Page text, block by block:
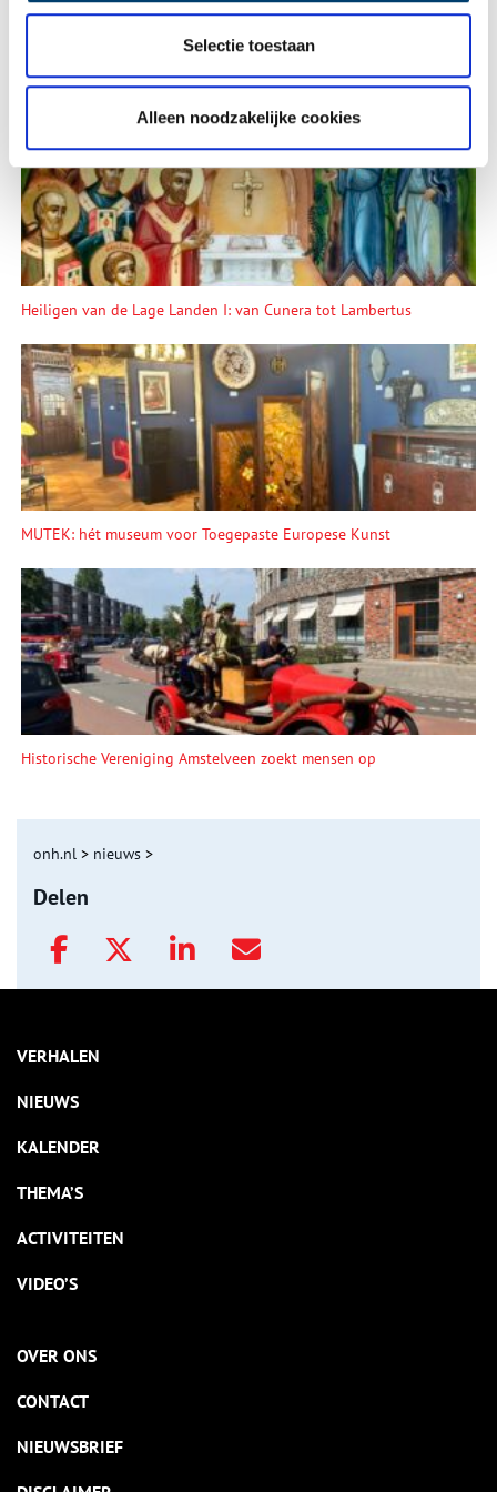
Selectie toestaan
Alleen noodzakelijke cookies
Lees meer verhalen
Heiligen van de Lage Landen I: van Cunera tot Lambertus
MUTEK: hét museum voor Toegepaste Europese Kunst
Historische Vereniging Amstelveen zoekt mensen op
onh.nl > nieuws >
Delen
VERHALEN
NIEUWS
KALENDER
THEMA’S
ACTIVITEITEN
VIDEO’S
OVER ONS
CONTACT
NIEUWSBRIEF